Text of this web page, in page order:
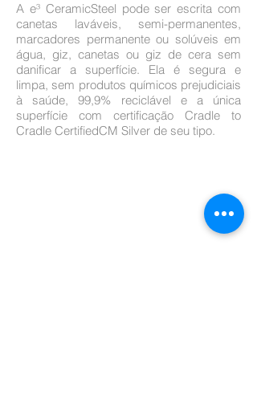
A e³ CeramicSteel pode ser escrita com
canetas laváveis, semi-permanentes,
marcadores permanente ou solúveis em
água, giz, canetas ou giz de cera sem
danificar a superfície. Ela é segura e
limpa, sem produtos químicos prejudiciais
à saúde, 99,9% reciclável e a única
superfície com certificação Cradle to
Cradle CertifiedCM Silver de seu tipo.